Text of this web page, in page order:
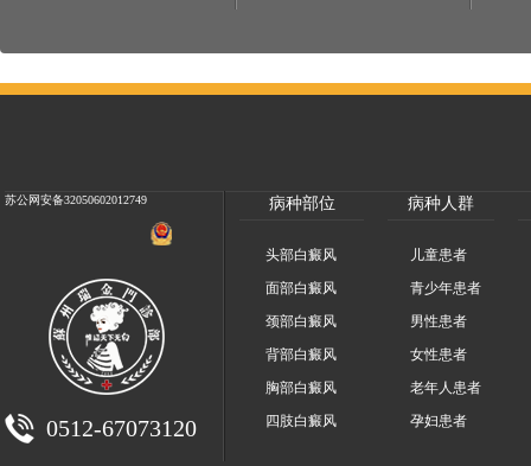
苏公网安备32050602012749
0512-67073120
病种部位 病种人群
头部白癜风
面部白癜风
颈部白癜风
背部白癜风
胸部白癜风
四肢白癜风
儿童患者
青少年患者
男性患者
女性患者
老年人患者
孕妇患者